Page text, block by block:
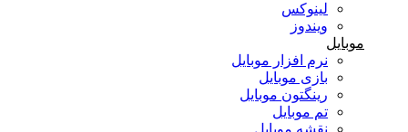
لینوکس
ویندوز
نرم افزار موبایل
بازی موبایل
رینگتون موبایل
تم موبایل
نقشه موبایل